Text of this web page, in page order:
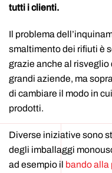
tutti i clienti.
Il problema
smaltimento dei rifiuti è
grazie anche al
grandi aziende, ma
di cambiare il modo in
prodotti.
Diverse iniziative sono
degli imballaggi
ad esempio il bando alla